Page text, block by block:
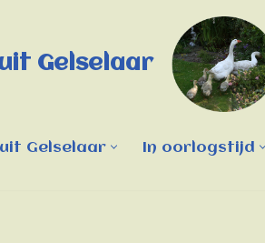
Gelselaar
Gelselaar In oorlogstijd